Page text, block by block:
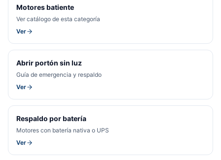
Motores batiente
Ver catálogo de esta categoría
Ver
Abrir portón sin luz
Guía de emergencia y respaldo
Ver
Respaldo por batería
Motores con batería nativa o UPS
Ver